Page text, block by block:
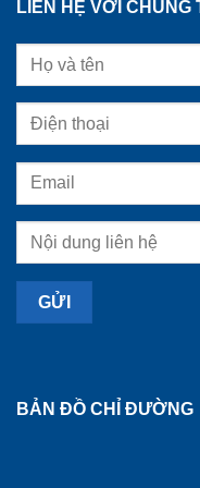
LIÊN HỆ VỚI CHÚNG
BẢN ĐỒ CHỈ ĐƯỜNG